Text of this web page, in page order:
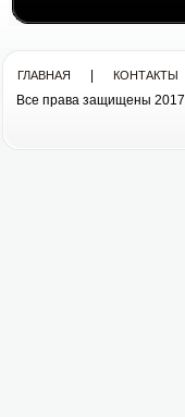
ГЛАВНАЯ КОНТАКТЫ
Все права защищены